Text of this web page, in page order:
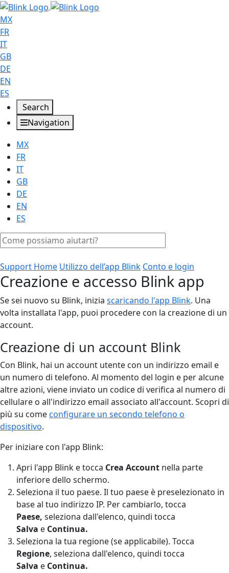
MX
FR
IT
GB
DE
EN
ES
Search
Navigation
MX
FR
IT
GB
DE
EN
ES
Support Home Utilizzo dell’app Blink Conto e login
Creazione e accesso Blink app
Se sei nuovo su Blink, inizia scaricando l'app Blink. Una
volta installata l'app, puoi procedere con la creazione di un
account.
Creazione di un account Blink
Con Blink, hai un account utente con un indirizzo email e
un numero di telefono. Al momento del login e per alcune
altre azioni, viene inviato un codice di verifica al numero di
cellulare o all'indirizzo email associato all'account. Scopri di
più su comeconfigurare un secondo telefono o
dispositivo.
Per iniziare con l'app Blink:
Apri l'app Blink e tocca Crea Account nella parte
inferiore dello schermo.
Seleziona il tuo paese. Il tuo paese è preselezionato in
base al tuo indirizzo IP. Per cambiarlo, tocca
Paese, seleziona dall'elenco, quindi tocca
Salva e Continua.
Seleziona la tua regione (se applicabile). Tocca
Regione, seleziona dall'elenco, quindi tocca
Salva e Continua.